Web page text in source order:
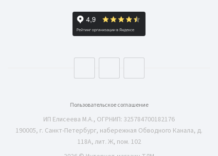
Пользовательское соглашение
ИП Елисеева М.А., ОГРНИП: 325784700182176
190005, г. Санкт-Петербург, набережная Обводного Канала, д.
118А, лит. Ж, пом. 102